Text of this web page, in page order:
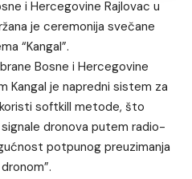
i Hercegovine Rajlovac u
je ceremonija svečane
“Kangal”.
Bosne i Hercegovine
Kangal je napredni sistem za
softkill metode, što
dronova putem radio-
potpunog preuzimanja